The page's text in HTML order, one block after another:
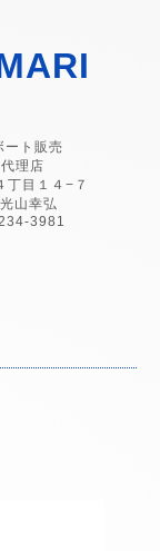
ート販売
理店
目１４−７
山幸弘
3981